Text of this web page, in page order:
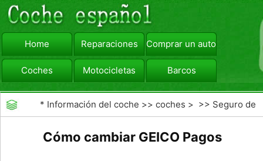
Home Reparaciones Comprar un automóvil
Coches Motocicletas Barcos
viajar Camiones
* Información del coche >>coches > >> Seguro de
Cómo cambiar GEICO Pagos